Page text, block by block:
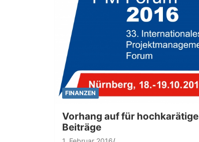
FINANZEN
Vorhang auf für hochkarätige
Beiträge